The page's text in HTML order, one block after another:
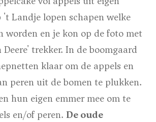
't Landje lopen schapen welke
worden en je kon op de foto met
Deere' trekker. In de boomgaard
klaar om de appels en
peren uit de bomen te plukken.
hun eigen emmer mee om te
en/of peren. De oude